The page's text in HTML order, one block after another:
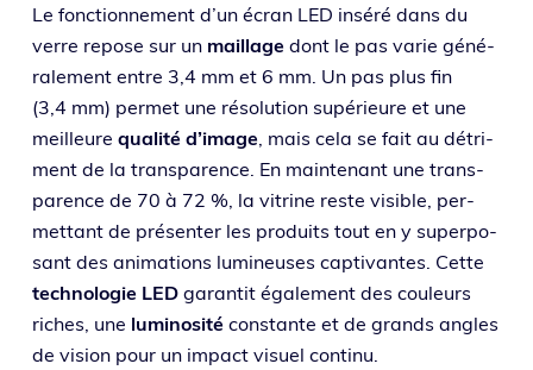
Le fonc­tion­ne­ment d’un écran LED insé­ré dans du
verre repose sur un maillage dont le pas varie géné­
ra­le­ment entre 3,4 mm et 6 mm. Un pas plus fin
(3,4 mm) per­met une réso­lu­tion supé­rieure et une
meilleure qua­li­té d’i­mage , mais cela se fait au détri­
ment de la trans­pa­rence. En main­te­nant une trans­
pa­rence de 70 à 72 %, la vitrine reste visible, per­
met­tant de pré­sen­ter les pro­duits tout en y super­po­
sant des ani­ma­tions lumi­neuses cap­ti­vantes. Cette
tech­no­lo­gie LEDgaran­tit éga­le­ment des cou­leurs
riches, une lumi­no­si­té constante et de grands angles
de vision pour un impact visuel continu.